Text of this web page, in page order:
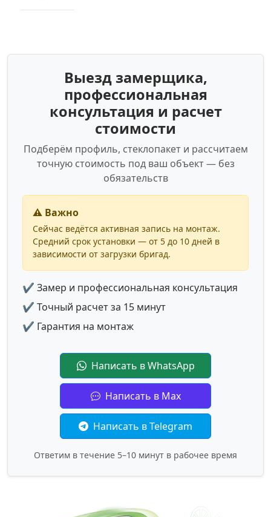
Выезд замерщика,
профессиональная
консультация и расчет
стоимости
Подберём профиль, стеклопакет и рассчитаем
точную стоимость под ваш объект — без
обязательств
⚠️ Важно
Сейчас ведётся активная запись на монтаж.
Средний срок установки — от 5 до 10 дней в
зависимости от загрузки бригад.
✔ Замер и профессиональная консультация
✔ Точный расчет за 15 минут
✔ Гарантия на монтаж
Написать в WhatsApp
Написать в Max
Написать в Telegram
Ответим в течение 5–10 минут в рабочее время